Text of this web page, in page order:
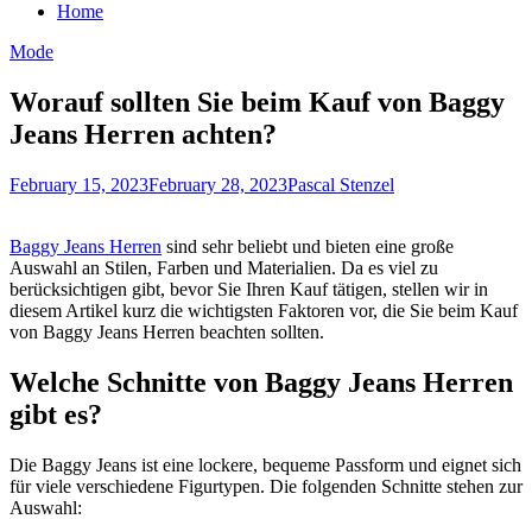
Home
Mode
Worauf sollten Sie beim Kauf von Baggy
Jeans Herren achten?
February 15, 2023February 28, 2023Pascal Stenzel
Baggy Jeans Herren sind sehr beliebt und bieten eine große
Auswahl an Stilen, Farben und Materialien. Da es viel zu
berücksichtigen gibt, bevor Sie Ihren Kauf tätigen, stellen wir in
diesem Artikel kurz die wichtigsten Faktoren vor, die Sie beim Kauf
von Baggy Jeans Herren beachten sollten.
Welche Schnitte von Baggy Jeans Herren
gibt es?
Die Baggy Jeans ist eine lockere, bequeme Passform und eignet sich
für viele verschiedene Figurtypen. Die folgenden Schnitte stehen zur
Auswahl: